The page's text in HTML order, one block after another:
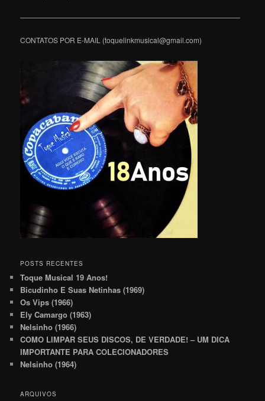
———————————————————————————————
CONTATOS POR E-MAIL (toquelinkmusical@gmail.com)
POSTS RECENTES
Toque Musical 19 Anos!
Bicudinho E Suas Netinhas (1969)
Os Vips (1966)
Ely Camargo (1963)
Nelsinho (1966)
COMO LIMPAR SEUS DISCOS, DE VERDADE! – UM DICA
IMPORTANTE PARA COLECIONADORES
Nelsinho (1964)
ARQUIVOS